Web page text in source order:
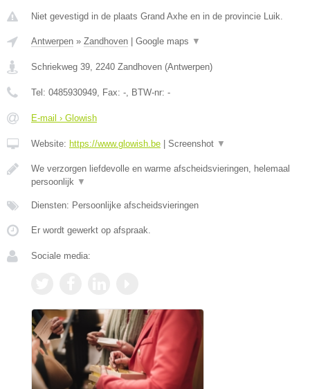
Niet gevestigd in de plaats Grand Axhe en in de provincie Luik.
Antwerpen » Zandhoven Google maps ▼
Schriekweg 39, 2240 Zandhoven (Antwerpen)
Tel: 0485930949, Fax: -, BTW-nr: -
E-mail › Glowish
Website: https://www.glowish.be Screenshot ▼
We verzorgen liefdevolle en warme afscheidsvieringen, helemaal
persoonlijk ▼
Diensten: Persoonlijke afscheidsvieringen
Er wordt gewerkt op afspraak.
Sociale media: